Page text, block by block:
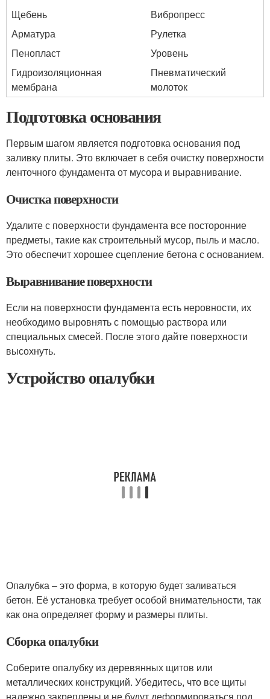
Щебень
Вибропресс
Арматура
Рулетка
Пенопласт
Уровень
Гидроизоляционная
мембрана
Пневматический
молоток
Подготовка основания
Первым шагом является подготовка основания под
заливку плиты. Это включает в себя очистку поверхности
ленточного фундамента от мусора и выравнивание.
Очистка поверхности
Удалите с поверхности фундамента все посторонние
предметы, такие как строительный мусор, пыль и масло.
Это обеспечит хорошее сцепление бетона с основанием.
Выравнивание поверхности
Если на поверхности фундамента есть неровности, их
необходимо выровнять с помощью раствора или
специальных смесей. После этого дайте поверхности
высохнуть.
Устройство опалубки
Опалубка – это форма, в которую будет заливаться
бетон. Её установка требует особой внимательности, так
как она определяет форму и размеры плиты.
Сборка опалубки
Соберите опалубку из деревянных щитов или
металлических конструкций. Убедитесь, что все щиты